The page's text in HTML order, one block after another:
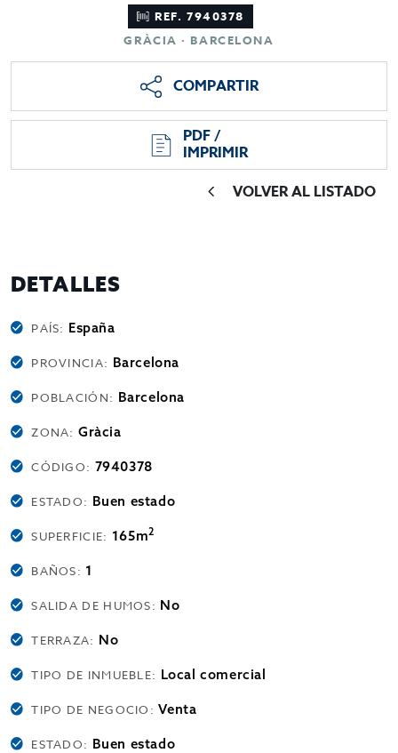
REF. 7940378
GRÀCIA · BARCELONA
COMPARTIR
PDF /
IMPRIMIR
VOLVER AL LISTADO
DETALLES
PAÍS: España
PROVINCIA: Barcelona
POBLACIÓN: Barcelona
ZONA:Gràcia
CÓDIGO: 7940378
ESTADO: Buen estado
SUPERFICIE: 165m2
BAÑOS: 1
SALIDA DE HUMOS: No
TERRAZA: No
TIPO DE INMUEBLE: Local comercial
TIPO DE NEGOCIO:Venta
ESTADO: Buen estado